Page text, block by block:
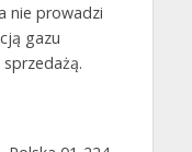
nie prowadzi
gazu